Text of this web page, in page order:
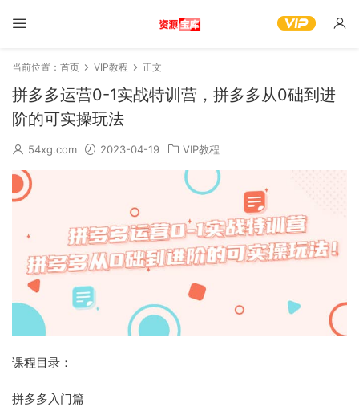
当前位置： 首页 VIP教程 正文
拼多多运营0-1实战特训营，拼多多从0础到进
阶的可实操玩法
54xg.com 2023-04-19 VIP教程
课程目录：
拼多多入门篇